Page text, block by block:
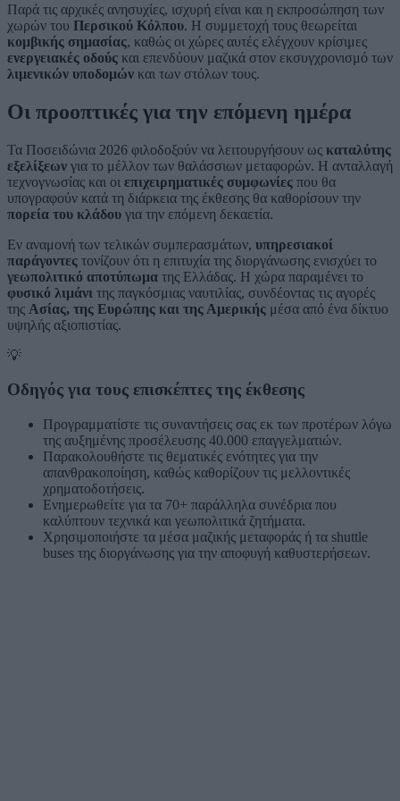
Παρά τις αρχικές ανησυχίες, ισχυρή είναι και η εκπροσώπηση των
χωρών του Περσικού Κόλπου. Η συμμετοχή τους θεωρείται
κομβικής σημασίας, καθώς οι χώρες αυτές ελέγχουν κρίσιμες
ενεργειακές οδούς και επενδύουν μαζικά στον εκσυγχρονισμό των
λιμενικών υποδομών και των στόλων τους.
Οι προοπτικές για την επόμενη ημέρα
Τα Ποσειδώνια 2026 φιλοδοξούν να λειτουργήσουν ως καταλύτης
εξελίξεων για το μέλλον των θαλάσσιων μεταφορών. Η ανταλλαγή
τεχνογνωσίας και οι επιχειρηματικές συμφωνίες που θα
υπογραφούν κατά τη διάρκεια της έκθεσης θα καθορίσουν την
πορεία του κλάδου για την επόμενη δεκαετία.
Εν αναμονή των τελικών συμπερασμάτων, υπηρεσιακοί
παράγοντες τονίζουν ότι η επιτυχία της διοργάνωσης ενισχύει το
γεωπολιτικό αποτύπωμα της Ελλάδας. Η χώρα παραμένει το
φυσικό λιμάνι της παγκόσμιας ναυτιλίας, συνδέοντας τις αγορές
της Ασίας, της Ευρώπης και της Αμερικής μέσα από ένα δίκτυο
υψηλής αξιοπιστίας.
💡
Οδηγός για τους επισκέπτες της έκθεσης
Προγραμματίστε τις συναντήσεις σας εκ των προτέρων λόγω
της αυξημένης προσέλευσης 40.000 επαγγελματιών.
Παρακολουθήστε τις θεματικές ενότητες για την
απανθρακοποίηση, καθώς καθορίζουν τις μελλοντικές
χρηματοδοτήσεις.
Ενημερωθείτε για τα 70+ παράλληλα συνέδρια που
καλύπτουν τεχνικά και γεωπολιτικά ζητήματα.
Χρησιμοποιήστε τα μέσα μαζικής μεταφοράς ή τα shuttle
buses της διοργάνωσης για την αποφυγή καθυστερήσεων.